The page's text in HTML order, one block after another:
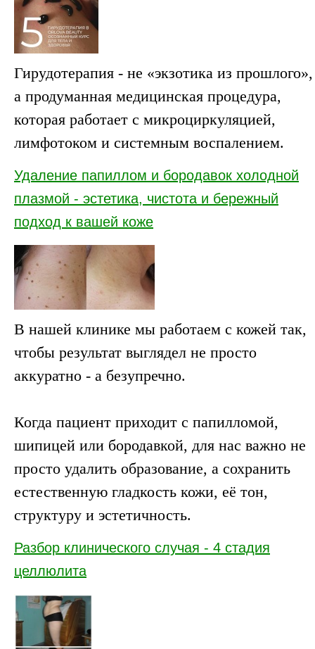
Гирудотерапия - не «экзотика из прошлого»,
а продуманная медицинская процедура,
которая работает с микроциркуляцией,
лимфотоком и системным воспалением.
Удаление папиллом и бородавок холодной
плазмой - эстетика, чистота и бережный
подход к вашей коже
В нашей клинике мы работаем с кожей так,
чтобы результат выглядел не просто
аккуратно - а безупречно.
Когда пациент приходит с папилломой,
шипицей или бородавкой, для нас важно не
просто удалить образование, а сохранить
естественную гладкость кожи, её тон,
структуру и эстетичность.
Разбор клинического случая - 4 стадия
целлюлита